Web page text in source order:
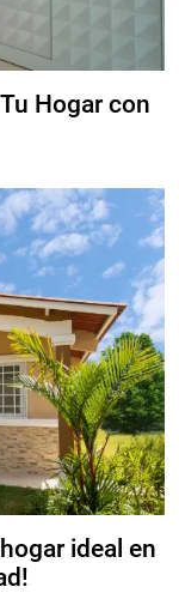
Hogar con
ideal en